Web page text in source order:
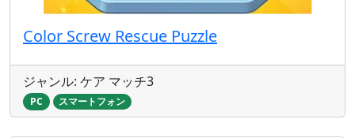
Color Screw Rescue Puzzle
ジャンル: ケア マッチ3
PC スマートフォン